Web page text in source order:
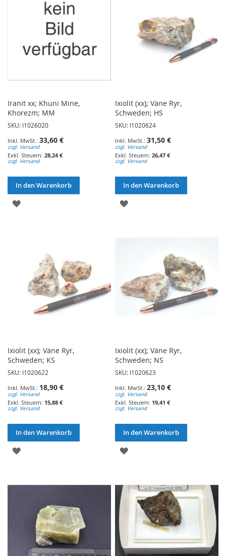
Iranit xx; Khuni Mine,
Khorezm; MM
SKU: I1026020
33,60 €
zzgl. Versand
28,24 €
zzgl. Versand
In den Warenkorb
ZUR
Ixiolit (xx); Väne Ryr,
Schweden; HS
SKU: I1020624
31,50 €
zzgl. Versand
26,47 €
zzgl. Versand
In den Warenkorb
ZUR
Ixiolit (xx); Väne Ryr,
Schweden; KS
SKU: I1020622
18,90 €
zzgl. Versand
15,88 €
zzgl. Versand
In den Warenkorb
ZUR
HINZUFÜGEN
Ixiolit (xx); Väne Ryr,
Schweden; NS
SKU: I1020623
23,10 €
zzgl. Versand
19,41 €
zzgl. Versand
In den Warenkorb
ZUR
HINZUFÜGEN